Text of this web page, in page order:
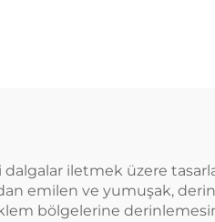
iletmek üzere
emilen ve yumuşak, derin
bölgelerine